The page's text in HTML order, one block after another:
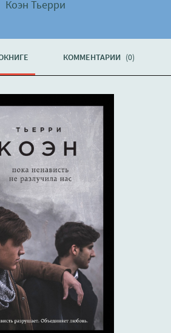
Коэн Тьерри
КОММЕНТАРИИ (0)